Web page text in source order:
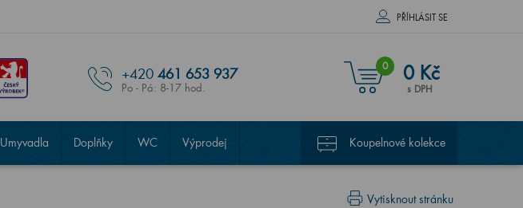
PŘÍHLÁSIT SE
+420 461 653 937
Po - Pá: 8-17 hod.
0 0 Kč
s DPH
Umyvadla Doplňky WC Výprodej Koupelnové kolekce
Vytisknout stránku